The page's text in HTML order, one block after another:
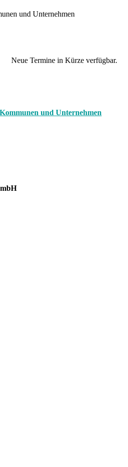
und Unternehmen
Neue Termine in Kürze verfügbar.
und Unternehmen